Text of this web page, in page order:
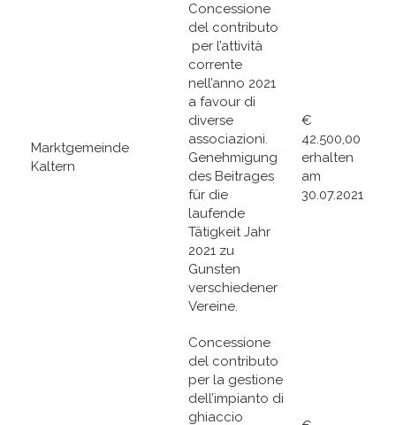
Marktgemeinde
Kaltern
Concessione
del contributo
per l’attività
corrente
nell’anno 2021
a favour di
diverse
associazioni.
Genehmigung
des Beitrages
für die
laufende
Tätigkeit Jahr
2021 zu
Gunsten
verschiedener
Vereine.
€
42.500,00
erhalten
am
30.07.2021
Concessione
del contributo
per la gestione
dell’impianto di
ghiaccio